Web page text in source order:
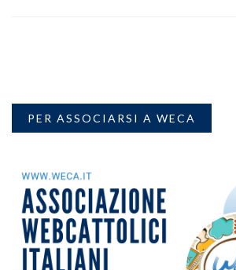
PER ASSOCIARSI A WECA